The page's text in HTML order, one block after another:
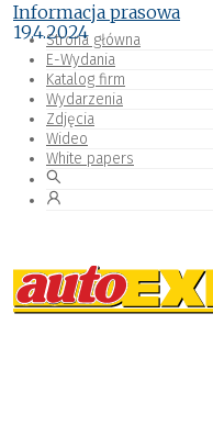
Strona główna
E-Wydania
Katalog firm
Wydarzenia
Zdjęcia
Wideo
White papers
Informacja prasowa
19.4.2024